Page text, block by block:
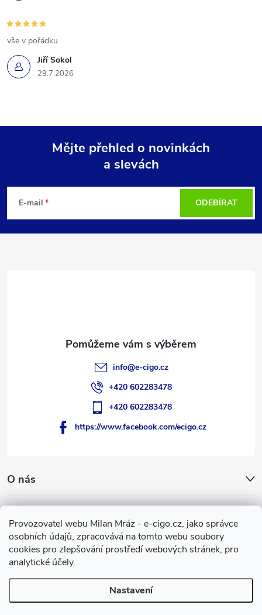
Provozovatel webu Milan Mráz - e-cigo.cz, jako správce
osobních údajů, zpracovává na tomto webu soubory
cookies pro zlepšování prostředí webových stránek, pro
analytické účely.
Nastavení
Jiří Sokol
29.7.2026
vše v pořádku
p
Mějte přehled o novinkách
a slevách
E-mail ODEBÍRAT
O nás
Facebook
info@e-cigo.cz
+420 602283478
+420 602283478
https://www.facebook.com/ecigo.cz
Copyright 2007-2026e-cigo.cz. Všechna práva vyhrazena.